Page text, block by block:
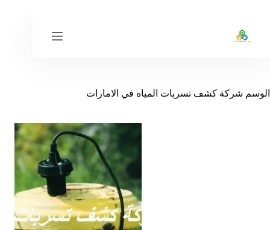
المحتوى
الوسم شركة كشف تسربات المياه في الامارات